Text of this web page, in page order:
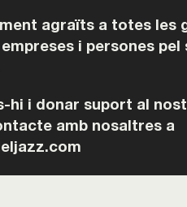
agraïts a totes les
i persones pel
hi i donar suport al
amb nosaltres a